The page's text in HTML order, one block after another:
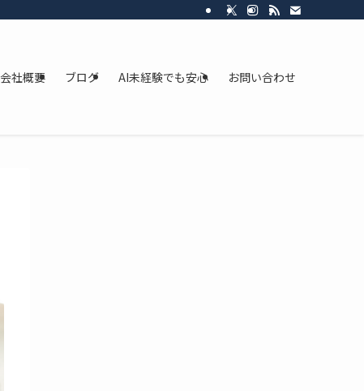
会社概要 ブログ AI未経験でも安心 お問い合わせ